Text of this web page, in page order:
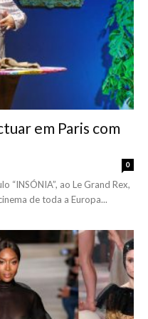
em Paris com
0
“INSÓNIA”, ao Le Grand Rex,
de toda a Europa...